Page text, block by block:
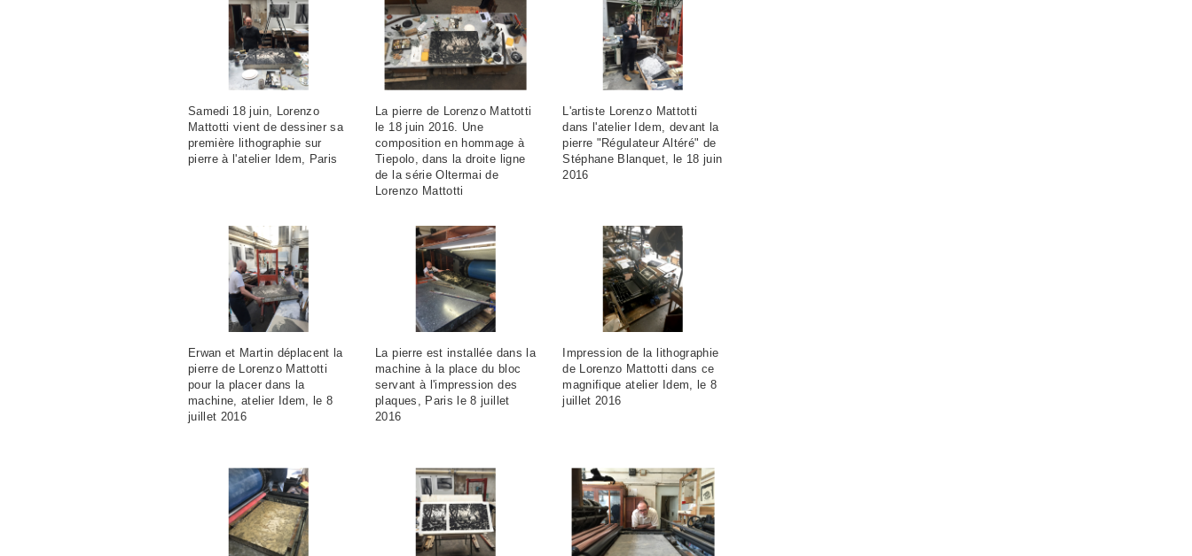
Lorenzo Mattotti a dit : « Je me suis rendu compte que pour arriver à donner l'idée de
mouvement dans une image arrêtée, il fallait parvenir à enlever ce qui est superflu pour
ne conserver que la tension extrême du trait et de la forme. Par la composition,
l'imbrication des formes et des couleurs, on parvient alors à créer une tension
particulièrement forte dans le dessin. »
Samedi 18 juin, Lorenzo
Mattotti vient de dessiner sa
première lithographie sur
pierre à l'atelier Idem, Paris
La pierre de Lorenzo Mattotti
le 18 juin 2016. Une
composition en hommage à
Tiepolo, dans la droite ligne
de la série Oltermai de
Lorenzo Mattotti
L'artiste Lorenzo Mattotti
dans l'atelier Idem, devant la
pierre "Régulateur Altéré" de
Stéphane Blanquet, le 18 juin
2016
Erwan et Martin déplacent la
pierre de Lorenzo Mattotti
pour la placer dans la
machine, atelier Idem, le 8
juillet 2016
La pierre est installée dans la
machine à la place du bloc
servant à l'impression des
plaques, Paris le 8 juillet
2016
Impression de la lithographie
de Lorenzo Mattotti dans ce
magnifique atelier Idem, le 8
juillet 2016